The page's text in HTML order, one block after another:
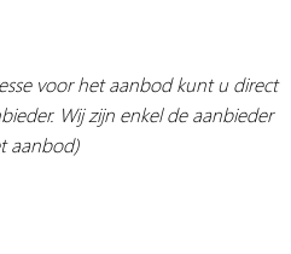
voor het aanbod kunt u direct
Wij zijn enkel de aanbieder
aanbod)